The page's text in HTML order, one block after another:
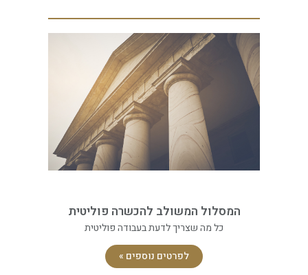
המסלול המשולב להכשרה פוליטית
כל מה שצריך לדעת בעבודה פוליטית
לפרטים נוספים »